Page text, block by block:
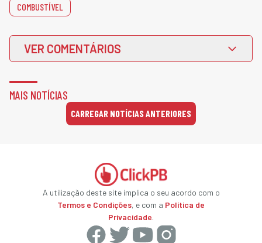
COMBUSTÍVEL
VER COMENTÁRIOS
MAIS NOTÍCIAS
CARREGAR NOTÍCIAS ANTERIORES
A utilização deste site implica o seu acordo com o
Termos e Condições, e com a Política de
Privacidade.